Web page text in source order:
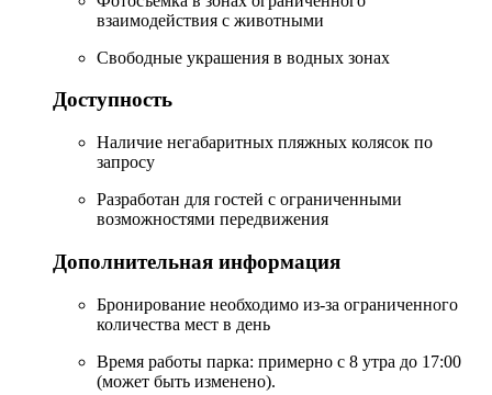
взаимодействия с животными
Свободные украшения в водных зонах
Доступность
Наличие негабаритных пляжных колясок по
запросу
Разработан для гостей с ограниченными
возможностями передвижения
Дополнительная информация
Бронирование необходимо из-за ограниченного
количества мест в день
Время работы парка: примерно с 8 утра до 17:00
(может быть изменено).